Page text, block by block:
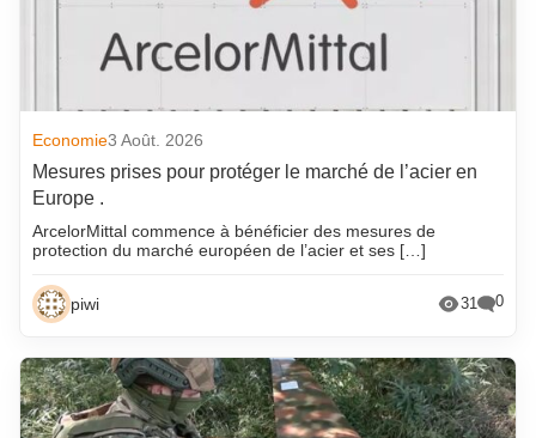
Economie3 Août. 2026
Mesures prises pour protéger le marché de l’acier en
Europe .
ArcelorMittal commence à bénéficier des mesures de
protection du marché européen de l’acier et ses […]
piwi 31 0